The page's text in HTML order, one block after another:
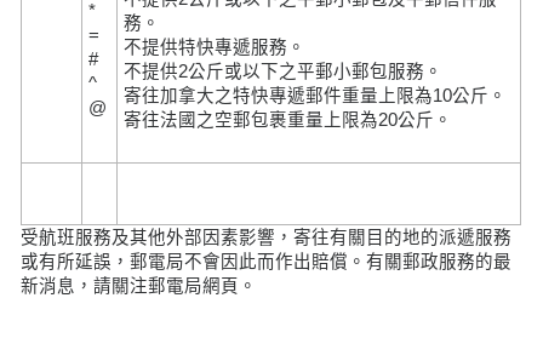
*
=
#
^
@
務。
不提供特快專遞服務。
不提供2公斤或以下之平郵小郵包服務。
寄往加拿大之特快專遞郵件重量上限為10公斤。
寄往法國之空郵包裹重量上限為20公斤。
受航班服務及其他外部因素影響，寄往有關目的地的派遞服務
或有所延誤，郵電局不會因此而作出賠償。有關郵政服務的最
新消息，請關注郵電局網頁。